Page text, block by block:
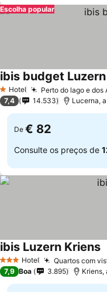
Escolha popular
1 Estrelas
Hotel Perto do lago e dos
ibis budget
7,4 14.533 Lucerna,
De € 82
Consulte os preços de
3 EstrelasHotel Quartos com
ibis Luzern Kriens
7,9 Boa 3.895 Kriens,